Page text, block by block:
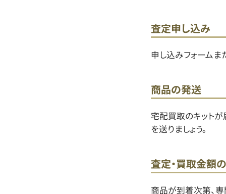
査定申し込み
申し込みフォーム
商品の発送
宅配買取のキットが
を送りましょう。
査定・買取金額
商品が到着次第、専